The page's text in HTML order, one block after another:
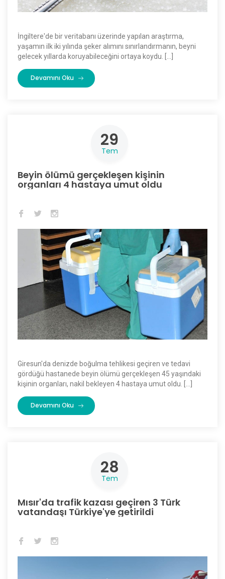
İngiltere'de bir veritabanı üzerinde yapılan araştırma,
yaşamın ilk iki yılında şeker alımını sınırlandırmanın, beyni
gelecek yıllarda koruyabileceğini ortaya koydu. […]
Devamını Oku
29
Tem
Beyin ölümü gerçekleşen kişinin
organları 4 hastaya umut oldu
Giresun'da denizde boğulma tehlikesi geçiren ve tedavi
gördüğü hastanede beyin ölümü gerçekleşen 45 yaşındaki
kişinin organları, nakil bekleyen 4 hastaya umut oldu. […]
Devamını Oku
28
Tem
Mısır'da trafik kazası geçiren 3 Türk
vatandaşı Türkiye'ye getirildi